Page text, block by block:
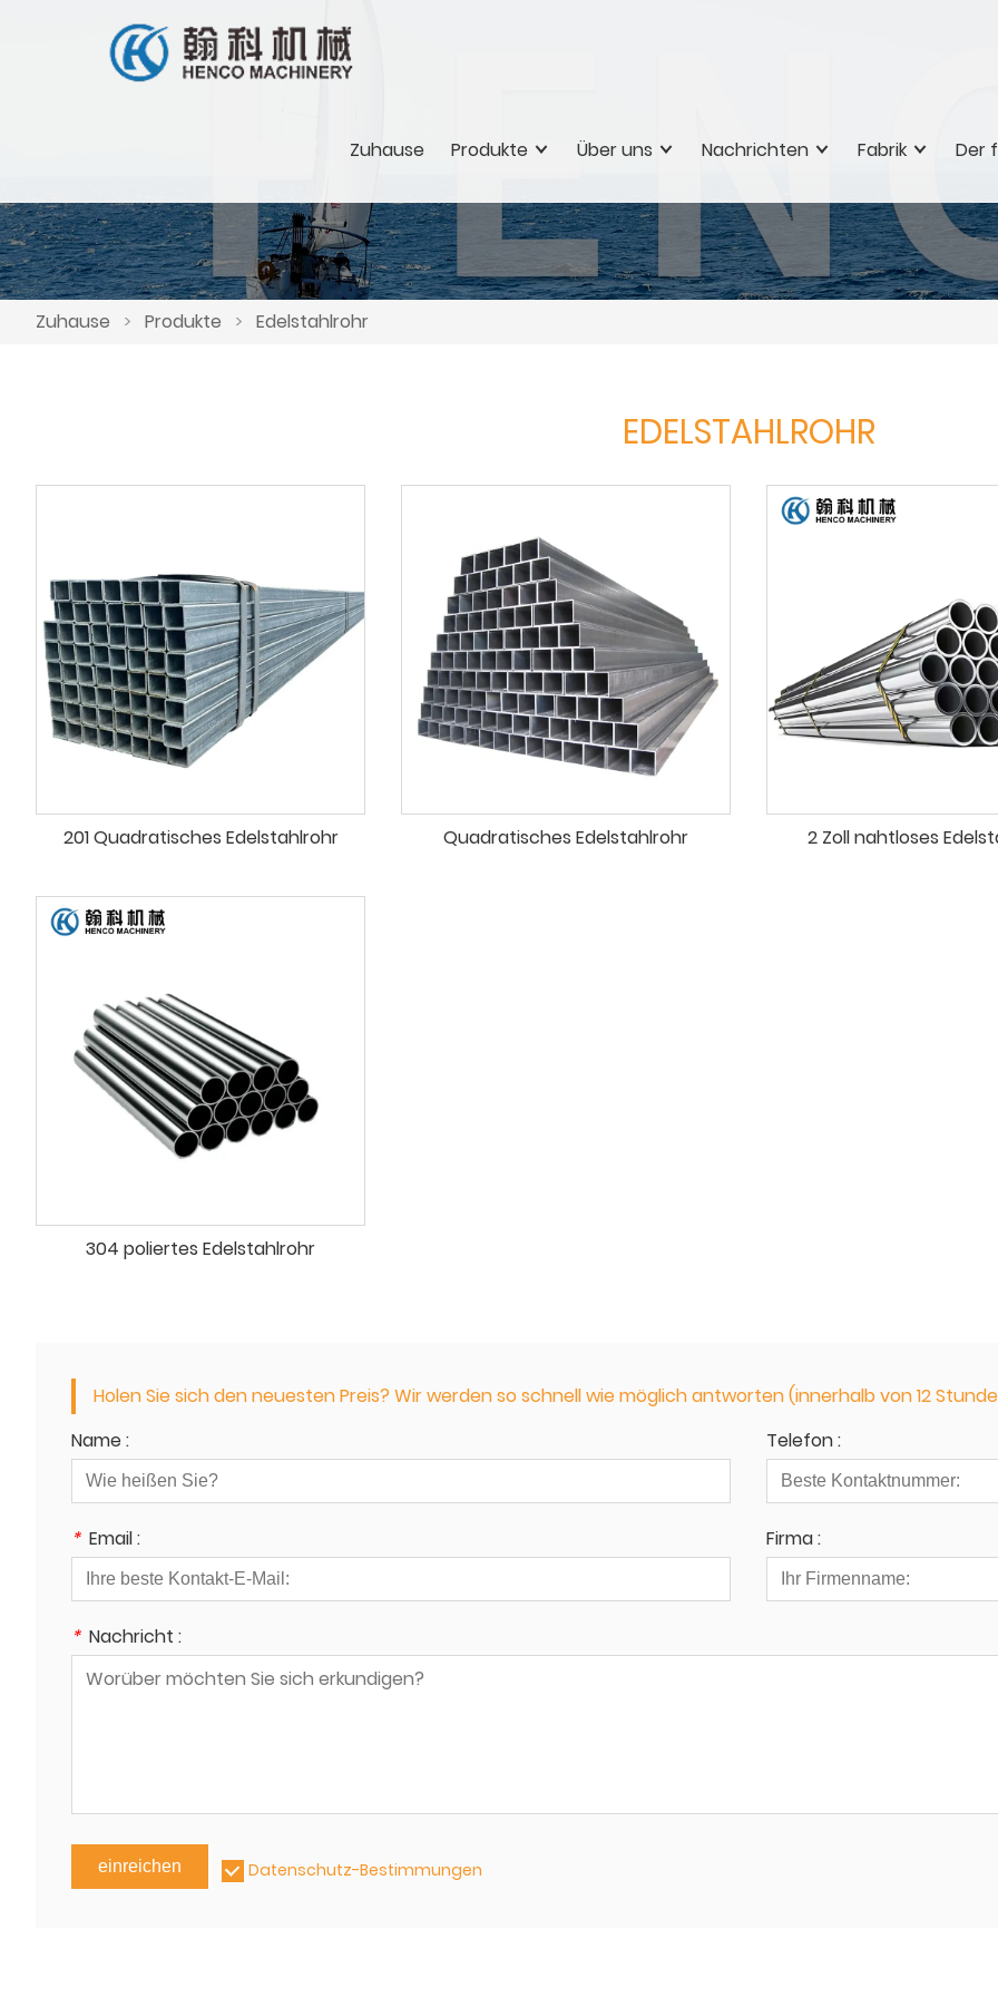
Zuhause Produkte Über uns Nachrichten Fabrik Der
Zuhause > Produkte > Edelstahlrohr
EDELSTAHLROHR
201 Quadratisches Edelstahlrohr Quadratisches Edelstahlrohr 2 Zoll nahtloses
304 poliertes Edelstahlrohr
Holen Sie sich den neuesten Preis? Wir werden so schnell wie möglich antworten (innerhalb von 12
Name :
Telefon :
* Email : Firma :
* Nachricht :
einreichen Datenschutz-Bestimmungen